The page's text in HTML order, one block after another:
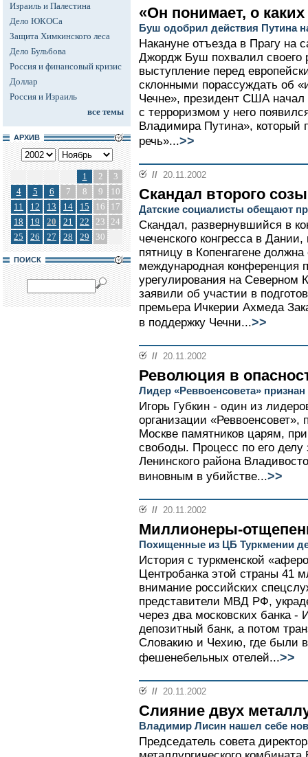
Израиль и Палестина
Дело ЮКОСа
Защита Химкинского леса
Дело Бульбова
Россия и финансовый кризис
Доллар
Россия и Израиль
все темы
АРХИВ
1 2
3
4
5 6 7 8 9
10
11
12 13 14 15 16
17
18
19 20 21 22 23 24
25
26 27 28 29 30
ПОИСК
«Он понимает, о каких
Буш одобрил действия Путина
Накануне отъезда в Прагу
Джордж Буш похвалил своего
выступление перед
склонными порассуждать об
Чечне», президент США начал
с терроризмом у него
Владимира Путина», который
речь»...>>
// 20.11.2002
Скандал второго
Датские социалисты обещают
Скандал, развернувшийся в
чеченского конгресса в
пятницу в Копенгагене
международная конференция
урегулирования на Северном
заявили об участии в
премьера Ичкерии Ахмеда
в поддержку Чечни...>>
// 20.11.2002
Революция в
Лидер «Реввоенсовета»
Игорь Губкин - один из
организации
Москве памятников царям,
свободы. Процесс по его
Ленинского района
виновным в убийстве...>>
// 20.11.2002
Миллионеры-
Похищенные из ЦБ Туркмении
История с туркменской
Центробанка этой страны 41
внимание российских
представители МВД РФ,
через два московских банка -
депозитный банк, а потом
Словакию и Чехию, где были
фешенебельных отелей...>>
// 20.11.2002
Слияние двух
Владимир Лисин нашел себе
Председатель совета